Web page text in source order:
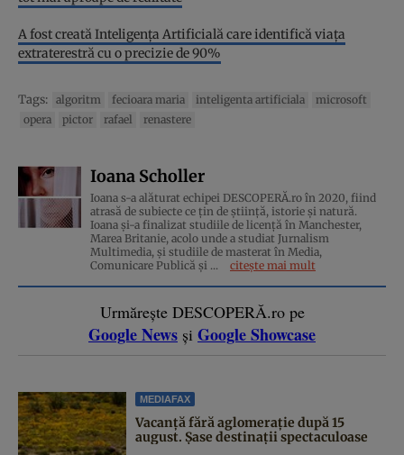
A fost creată Inteligența Artificială care identifică viața
extraterestră cu o precizie de 90%
Tags: algoritm fecioara maria inteligenta artificiala
microsoft
opera
pictor rafael renastere
Ioana Scholler
Ioana s-a alăturat echipei DESCOPERĂ.ro în 2020, fiind
atrasă de subiecte ce țin de știință, istorie și natură.
Ioana și-a finalizat studiile de licență în Manchester,
Marea Britanie, acolo unde a studiat Jurnalism
Multimedia, și studiile de masterat în Media,
Comunicare Publică și ...
citește mai mult
Urmărește DESCOPERĂ.ro pe
Google News și Google Showcase
MEDIAFAX
Vacanță fără aglomerație după 15
august. Șase destinații spectaculoase